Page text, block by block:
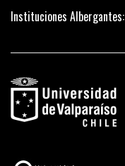
Instituciones Albergantes: